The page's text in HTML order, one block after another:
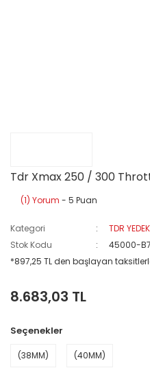
Tdr Xmax 250 / 300
(1) Yorum - 5 Puan
Kategori
TDR
Stok Kodu
45000-
*897,25 TL den başlayan
8.683,03 TL
Seçenekler
(38MM) (40MM)